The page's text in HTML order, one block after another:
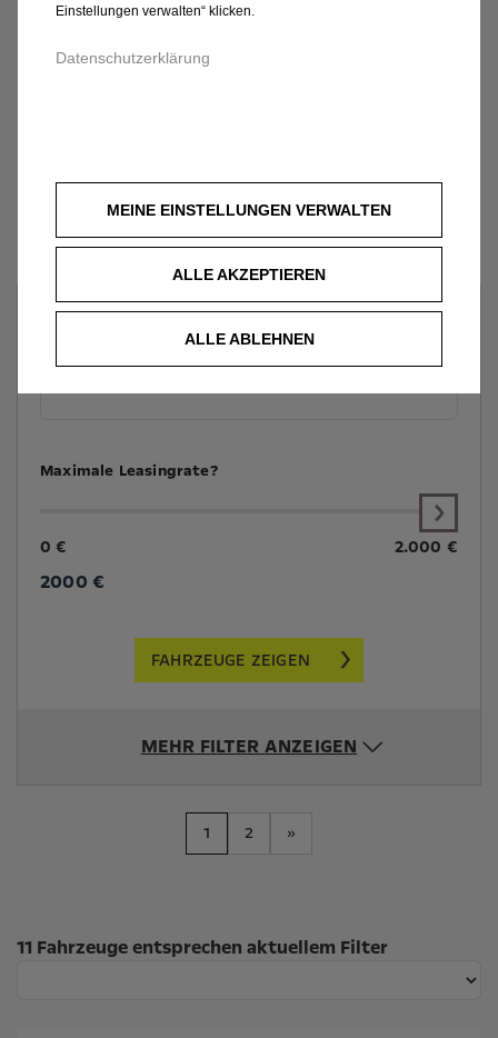
Welches Fahrzeug?
Maximale Leasingrate?
0 € 2.000 €
2000 €
FAHRZEUGE ZEIGEN
MEHR FILTER ANZEIGEN
1 2 »
Suchergebnisse
11 Fahrzeuge entsprechen aktuellem Filter
Einstellungen verwalten“ klicken.
Datenschutzerklärung
MEINE EINSTELLUNGEN VERWALTEN
ALLE AKZEPTIEREN
ALLE ABLEHNEN